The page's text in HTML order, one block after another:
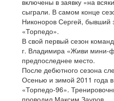
сыграли. В самом конце
Никоноров Сергей, бывший
«Торпедо».
В свой первый сезон
г. Владимира «Живи мини-
предпоследнее место.
После дебютного сезона
Осенью и зимой 2011 года
«Торпедо-96».
проводил Максим Зауров.